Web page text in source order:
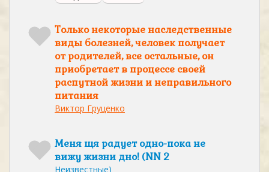
Только некоторые наследственные
виды болезней, человек получает
от родителей, все остальные, он
приобретает в процессе своей
распутной жизни и неправильного
питания
Виктор Груценко
Меня щя радует одно-пока не
вижу жизни дно! (NN 2
Неизвестные)